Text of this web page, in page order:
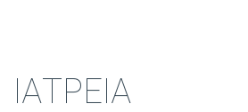
ΙΑΤΡΕΊΑ